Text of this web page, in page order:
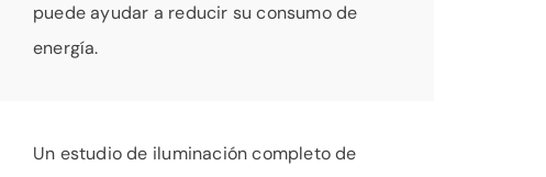
puede ayudar a reducir su consumo de
energía.
Un estudio de iluminación completo de